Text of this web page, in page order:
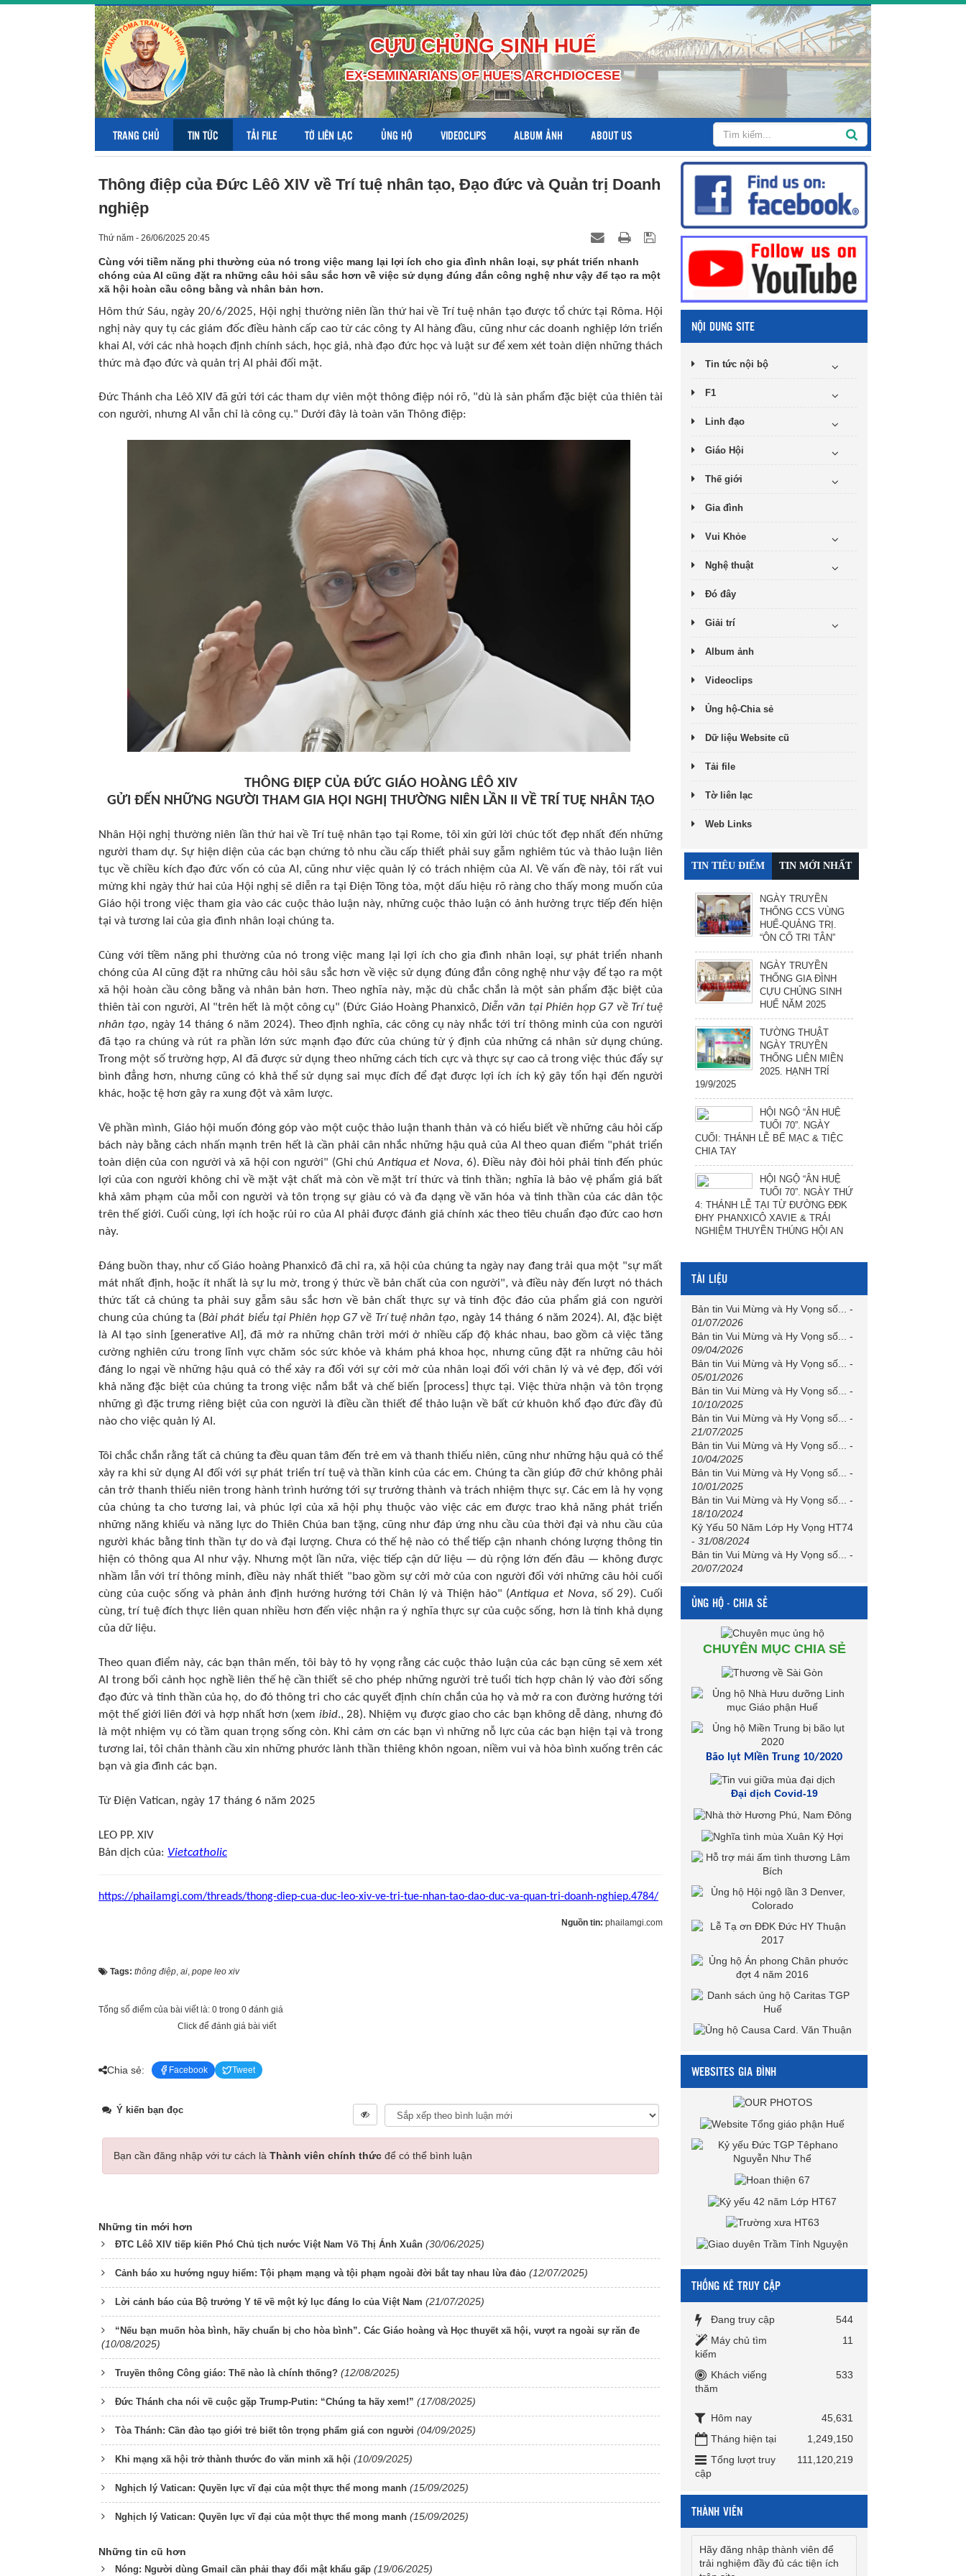
CỰU CHỦNG SINH HUẾ
EX-SEMINARIANS OF HUE'S ARCHDIOCESE
TRANG CHỦ TIN TỨC TẢI FILE TỜ LIÊN LẠC ỦNG HỘ VIDEOCLIPS ALBUM ẢNH ABOUT US
Thông điệp của Đức Lêô XIV về Trí tuệ nhân tạo, Đạo đức và Quản trị Doanh
nghiệp
Thứ năm - 26/06/2025 20:45
Cùng với tiềm năng phi thường của nó trong việc mang lại lợi ích cho gia đình nhân loại, sự phát triển nhanh
chóng của AI cũng đặt ra những câu hỏi sâu sắc hơn về việc sử dụng đúng đắn công nghệ như vậy để tạo ra một
xã hội hoàn cầu công bằng và nhân bản hơn.
Hôm thứ Sáu, ngày 20/6/2025, Hội nghị thường niên lần thứ hai về Trí tuệ nhân tạo được tổ chức tại Rôma. Hội
nghị này quy tụ các giám đốc điều hành cấp cao từ các công ty AI hàng đầu, cũng như các doanh nghiệp lớn triển
khai AI, với các nhà hoạch định chính sách, học giả, nhà đạo đức học và luật sư để xem xét toàn diện những thách
thức mà đạo đức và quản trị AI phải đối mặt.
Đức Thánh cha Lêô XIV đã gửi tới các tham dự viên một thông điệp nói rõ, "dù là sản phẩm đặc biệt của thiên tài
con người, nhưng AI vẫn chỉ là công cụ." Dưới đây là toàn văn Thông điệp:
THÔNG ĐIỆP CỦA ĐỨC GIÁO HOÀNG LÊÔ XIV
GỬI ĐẾN NHỮNG NGƯỜI THAM GIA HỘI NGHỊ THƯỜNG NIÊN LẦN II VỀ TRÍ TUỆ NHÂN TẠO
Nhân Hội nghị thường niên lần thứ hai về Trí tuệ nhân tạo tại Rome, tôi xin gửi lời chúc tốt đẹp nhất đến những
người tham dự. Sự hiện diện của các bạn chứng tỏ nhu cầu cấp thiết phải suy gẫm nghiêm túc và thảo luận liên
tục về chiều kích đạo đức vốn có của AI, cũng như việc quản lý có trách nhiệm của AI. Về vấn đề này, tôi rất vui
mừng khi ngày thứ hai của Hội nghị sẽ diễn ra tại Điện Tông tòa, một dấu hiệu rõ ràng cho thấy mong muốn của
Giáo hội trong việc tham gia vào các cuộc thảo luận này, những cuộc thảo luận có ảnh hưởng trực tiếp đến hiện
tại và tương lai của gia đình nhân loại chúng ta.
Cùng với tiềm năng phi thường của nó trong việc mang lại lợi ích cho gia đình nhân loại, sự phát triển nhanh
chóng của AI cũng đặt ra những câu hỏi sâu sắc hơn về việc sử dụng đúng đắn công nghệ như vậy để tạo ra một
xã hội hoàn cầu công bằng và nhân bản hơn. Theo nghĩa này, mặc dù chắc chắn là một sản phẩm đặc biệt của
thiên tài con người, AI "trên hết là một công cụ" (Đức Giáo Hoàng Phanxicô,Diễn văn tại Phiên họp G7 về Trí tuệ
nhân tạo, ngày 14 tháng 6 năm 2024). Theo định nghĩa, các công cụ này nhắc tới trí thông minh của con người
đã tạo ra chúng và rút ra phần lớn sức mạnh đạo đức của chúng từ ý định của những cá nhân sử dụng chúng.
Trong một số trường hợp, AI đã được sử dụng theo những cách tích cực và thực sự cao cả trong việc thúc đẩy sự
bình đẳng hơn, nhưng cũng có khả thể sử dụng sai mục đích để đạt được lợi ích ích kỷ gây tổn hại đến người
khác, hoặc tệ hơn gây ra xung đột và xâm lược.
Về phần mình, Giáo hội muốn đóng góp vào một cuộc thảo luận thanh thản và có hiểu biết về những câu hỏi cấp
bách này bằng cách nhấn mạnh trên hết là cần phải cân nhắc những hậu quả của AI theo quan điểm "phát triển
toàn diện của con người và xã hội con người" (Ghi chúAntiqua et Nova, 6). Điều này đòi hỏi phải tính đến phúc
lợi của con người không chỉ về mặt vật chất mà còn về mặt trí thức và tinh thần; nghĩa là bảo vệ phẩm giá bất
khả xâm phạm của mỗi con người và tôn trọng sự giàu có và đa dạng về văn hóa và tinh thần của các dân tộc
trên thế giới. Cuối cùng, lợi ích hoặc rủi ro của AI phải được đánh giá chính xác theo tiêu chuẩn đạo đức cao hơn
này.
Đáng buồn thay, như cố Giáo hoàng Phanxicô đã chỉ ra, xã hội của chúng ta ngày nay đang trải qua một "sự mất
mát nhất định, hoặc ít nhất là sự lu mờ, trong ý thức về bản chất của con người", và điều này đến lượt nó thách
thức tất cả chúng ta phải suy gẫm sâu sắc hơn về bản chất thực sự và tính độc đáo của phẩm giá con người
chung của chúng ta (Bài phát biểu tại Phiên họp G7 về Trí tuệ nhân tạo, ngày 14 tháng 6 năm 2024). AI, đặc biệt
là AI tạo sinh [generative AI], đã mở ra những chân trời mới ở nhiều cấp độ khác nhau, bao gồm cả việc tăng
cường nghiên cứu trong lĩnh vực chăm sóc sức khỏe và khám phá khoa học, nhưng cũng đặt ra những câu hỏi
đáng lo ngại về những hậu quả có thể xảy ra đối với sự cởi mở của nhân loại đối với chân lý và vẻ đẹp, đối với
khả năng đặc biệt của chúng ta trong việc nắm bắt và chế biến [process] thực tại. Việc thừa nhận và tôn trọng
những gì đặc trưng riêng biệt của con người là điều cần thiết để thảo luận về bất cứ khuôn khổ đạo đức đầy đủ
nào cho việc quản lý AI.
Tôi chắc chắn rằng tất cả chúng ta đều quan tâm đến trẻ em và thanh thiếu niên, cũng như những hậu quả có thể
xảy ra khi sử dụng AI đối với sự phát triển trí tuệ và thần kinh của các em. Chúng ta cần giúp đỡ chứ không phải
cản trở thanh thiếu niên trong hành trình hướng tới sự trưởng thành và trách nhiệm thực sự. Các em là hy vọng
của chúng ta cho tương lai, và phúc lợi của xã hội phụ thuộc vào việc các em được trao khả năng phát triển
những năng khiếu và năng lực do Thiên Chúa ban tặng, cũng như đáp ứng nhu cầu của thời đại và nhu cầu của
người khác bằng tinh thần tự do và đại lượng. Chưa có thế hệ nào có thể tiếp cận nhanh chóng lượng thông tin
hiện có thông qua AI như vậy. Nhưng một lần nữa, việc tiếp cận dữ liệu — dù rộng lớn đến đâu — không được
nhầm lẫn với trí thông minh, điều này nhất thiết "bao gồm sự cởi mở của con người đối với những câu hỏi cuối
cùng của cuộc sống và phản ảnh định hướng hướng tới Chân lý và Thiện hảo" (Antiqua et Nova, số 29). Cuối
cùng, trí tuệ đích thực liên quan nhiều hơn đến việc nhận ra ý nghĩa thực sự của cuộc sống, hơn là tính khả dụng
của dữ liệu.
Theo quan điểm này, các bạn thân mến, tôi bày tỏ hy vọng rằng các cuộc thảo luận của các bạn cũng sẽ xem xét
AI trong bối cảnh học nghề liên thế hệ cần thiết sẽ cho phép những người trẻ tuổi tích hợp chân lý vào đời sống
đạo đức và tinh thần của họ, do đó thông tri cho các quyết định chín chắn của họ và mở ra con đường hướng tới
một thế giới liên đới và hợp nhất hơn (xem ibid., 28). Nhiệm vụ được giao cho các bạn không dễ dàng, nhưng đó
là một nhiệm vụ có tầm quan trọng sống còn. Khi cảm ơn các bạn vì những nỗ lực của các bạn hiện tại và trong
tương lai, tôi chân thành cầu xin những phước lành thần thiêng khôn ngoan, niềm vui và hòa bình xuống trên các
bạn và gia đình các bạn.
Từ Điện Vatican, ngày 17 tháng 6 năm 2025
LEO PP. XIV​
Bản dịch của: Vietcatholic
https://phailamgi.com/threads/thong-diep-cua-duc-leo-xiv-ve-tri-tue-nhan-tao-dao-duc-va-quan-tri-doanh-nghiep.4784/
Nguồn tin: phailamgi.com
Tags: thông điệp, ai, pope leo xiv
Tổng số điểm của bài viết là: 0 trong 0 đánh giá
Click để đánh giá bài viết
Chia sẻ: Facebook Tweet
Ý kiến bạn đọc
Bạn cần đăng nhập với tư cách là Thành viên chính thức để có thể bình luận
Những tin mới hơn
ĐTC Lêô XIV tiếp kiến Phó Chủ tịch nước Việt Nam Võ Thị Ánh Xuân (30/06/2025)
Cảnh báo xu hướng nguy hiểm: Tội phạm mạng và tội phạm ngoài đời bắt tay nhau lừa đảo (12/07/2025)
Lời cảnh báo của Bộ trưởng Y tế về một kỷ lục đáng lo của Việt Nam (21/07/2025)
“Nếu bạn muốn hòa bình, hãy chuẩn bị cho hòa bình”. Các Giáo hoàng và Học thuyết xã hội, vượt ra ngoài sự răn đe
(10/08/2025)
Truyền thông Công giáo: Thế nào là chính thống? (12/08/2025)
Đức Thánh cha nói về cuộc gặp Trump-Putin: “Chúng ta hãy xem!” (17/08/2025)
Tòa Thánh: Cần đào tạo giới trẻ biết tôn trọng phẩm giá con người (04/09/2025)
Khi mạng xã hội trở thành thước đo văn minh xã hội (10/09/2025)
Nghịch lý Vatican: Quyền lực vĩ đại của một thực thể mong manh (15/09/2025)
Nghịch lý Vatican: Quyền lực vĩ đại của một thực thể mong manh (15/09/2025)
Những tin cũ hơn
Nóng: Người dùng Gmail cần phải thay đổi mật khẩu gấp (19/06/2025)
NỘI DUNG SITE
Tin tức nội bộ
F1
Linh đạo
Giáo Hội
Thế giới
Gia đình
Vui Khỏe
Nghệ thuật
Đó đây
Giải trí
Album ảnh
Videoclips
Ủng hộ-Chia sẻ
Dữ liệu Website cũ
Tải file
Tờ liên lạc
Web Links
TIN TIÊU ĐIỂM TIN MỚI NHẤT
NGÀY TRUYỀN
THỐNG CCS VÙNG
HUẾ-QUẢNG TRỊ.
“ÔN CỐ TRI TÂN”
NGÀY TRUYỀN
THỐNG GIA ĐÌNH
CỰU CHỦNG SINH
HUẾ NĂM 2025
TƯỜNG THUẬT
NGÀY TRUYỀN
THỐNG LIÊN MIỀN
2025. HẠNH TRÍ
19/9/2025
HỘI NGỘ “ÂN HUỆ
TUỔI 70”. NGÀY
CUỐI: THÁNH LỄ BẾ MẠC & TIỆC
CHIA TAY
HỘI NGỘ “ÂN HUỆ
TUỔI 70”. NGÀY THỨ
4: THÁNH LỄ TẠI TỪ ĐƯỜNG ĐĐK
ĐHY PHANXICÔ XAVIE & TRẢI
NGHIỆM THUYỀN THÚNG HỘI AN
TÀI LIỆU
Bản tin Vui Mừng và Hy Vọng số...
-
01/07/2026
Bản tin Vui Mừng và Hy Vọng số...
-
09/04/2026
Bản tin Vui Mừng và Hy Vọng số...
-
05/01/2026
Bản tin Vui Mừng và Hy Vọng số...
-
10/10/2025
Bản tin Vui Mừng và Hy Vọng số...
-
21/07/2025
Bản tin Vui Mừng và Hy Vọng số...
-
10/04/2025
Bản tin Vui Mừng và Hy Vọng số...
-
10/01/2025
Bản tin Vui Mừng và Hy Vọng số...
-
18/10/2024
Kỷ Yếu 50 Năm Lớp Hy Vọng HT74
- 31/08/2024
Bản tin Vui Mừng và Hy Vọng số...
-
20/07/2024
ỦNG HỘ - CHIA SẺ
CHUYÊN MỤC CHIA SẺ
Bão lụt Miền Trung 10/2020
Đại dịch Covid-19
WEBSITES GIA ĐÌNH
THỐNG KÊ TRUY CẬP
Đang truy cập
544
Máy chủ tìm
kiếm
11
Khách viếng
thăm
533
Hôm nay
45,631
Tháng hiện tại
1,249,150
Tổng lượt truy
cập
111,120,219
THÀNH VIÊN
Hãy đăng nhập thành viên để
trải nghiệm đầy đủ các tiện ích